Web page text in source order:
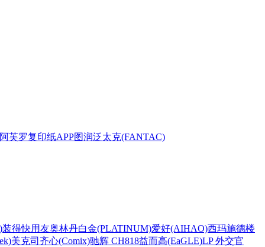
阿芙罗复印纸APP图润泛太克(FANTAC)
装得快用友奥林丹白金(PLATINUM)爱好(AIHAO)西玛施德楼
美克司 齐心(Comix)驰辉 CH818益而高(EaGLE)LP 外交官